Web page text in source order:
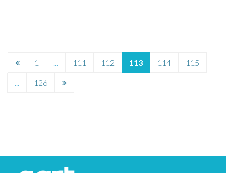
Page1 ... 111 112 113 114 115
... 126
Page